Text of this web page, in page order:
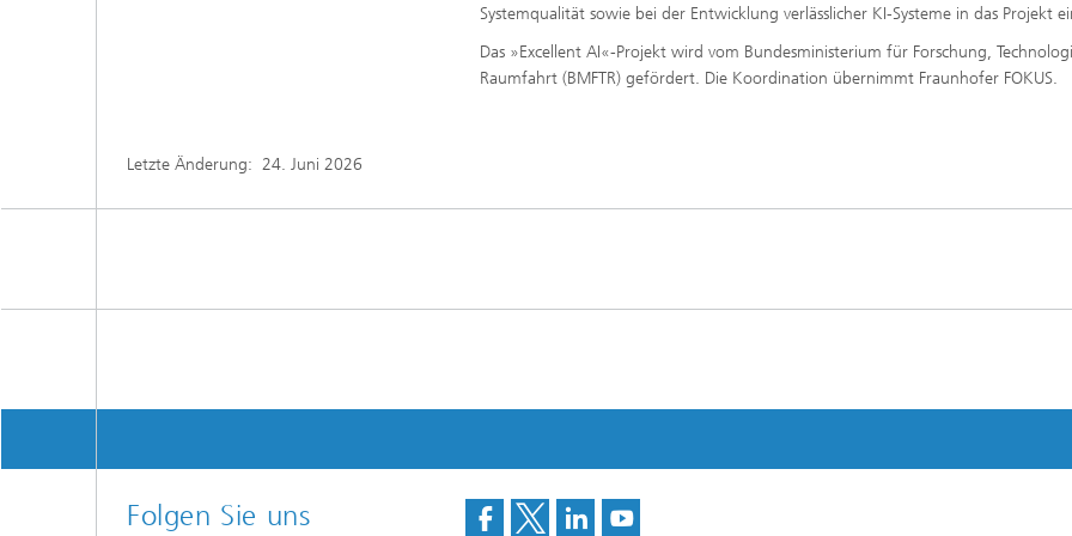
Systemqualität sowie bei der Entwicklung verlässlicher KI-Systeme in das Projekt
Das »Excellent AI«-Projekt wird vom Bundesministerium für Forschung,
Raumfahrt (BMFTR) gefördert. Die Koordination übernimmt Fraunhofer FOKUS.
Letzte Änderung: 24. Juni 2026
Folgen Sie uns